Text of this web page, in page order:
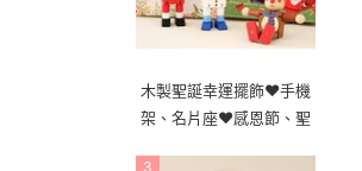
木製聖誕幸運擺飾❤手機
架、名片座❤感恩節、聖
3